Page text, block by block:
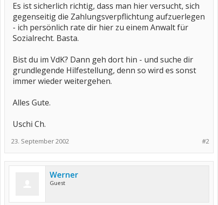
Es ist sicherlich richtig, dass man hier versucht, sich
gegenseitig die Zahlungsverpflichtung aufzuerlegen
- ich persönlich rate dir hier zu einem Anwalt für
Sozialrecht. Basta.
Bist du im VdK? Dann geh dort hin - und suche dir
grundlegende Hilfestellung, denn so wird es sonst
immer wieder weitergehen.
Alles Gute.
Uschi Ch.
#2
23. September 2002
Werner
Guest